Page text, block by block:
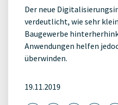
Der neue
verdeutlicht, wie sehr
Baugewerbe
Anwendungen helfen
überwinden.
19.11.2019